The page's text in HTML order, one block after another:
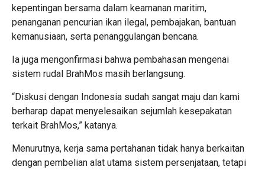
kepentingan bersama dalam keamanan maritim,
penanganan pencurian ikan ilegal, pembajakan, bantuan
kemanusiaan, serta penanggulangan bencana.
Ia juga mengonfirmasi bahwa pembahasan mengenai
sistem rudal BrahMos masih berlangsung.
“Diskusi dengan Indonesia sudah sangat maju dan kami
berharap dapat menyelesaikan sejumlah kesepakatan
terkait BrahMos,” katanya.
Menurutnya, kerja sama pertahanan tidak hanya berkaitan
dengan pembelian alat utama sistem persenjataan, tetapi